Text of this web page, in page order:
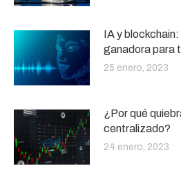
IA y
ganadora para
25 enero, 2023
¿Por qué
centralizado?
24 enero, 2023